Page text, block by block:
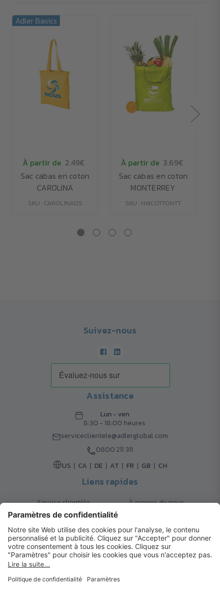
Adler Basics
À partir de 2.49€
Sac cabas en coton
CAROLINA
SKU : CAROLINADS
À partir de 3.69€
Sac cabas en coton
MONTERREY
SKU : NWCOTTONTT
Suivez-nous
Assistance
Lun - ven
8:30 - 18:00 heures
serviceclientele@adlerglobal.com
0800 211 311
US
CA DE AT FR GB CH
Liens rapides
Service clientèle
À propos de nous
Retours
Contact
FAQ
Garanties
Mode de paiement
Magazine
Mentions légales